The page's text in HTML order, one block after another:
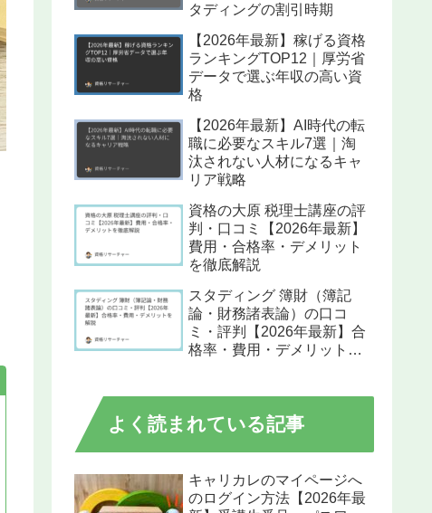
タディングの割引時期
【2026年最新】稼げる資格
ランキングTOP12｜厚労省
データで選ぶ年収の高い資
格
【2026年最新】AI時代の転
職に必要なスキル7選｜淘
汰されない人材になるキャ
リア戦略
資格の大原 税理士講座の評
判・口コミ【2026年最新】
費用・合格率・デメリット
を徹底解説
スタディング 簿財（簿記
論・財務諸表論）の口コ
ミ・評判【2026年最新】合
格率・費用・デメリットを
よく読まれている記事
キャリカレのマイページへ
のログイン方法【2026年最